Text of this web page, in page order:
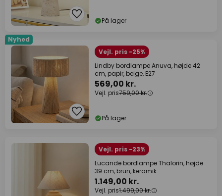
På lager
Nyhed
Vejl. pris -25%
Lindby bordlampe Anuva, højde 42
cm, papir, beige, E27
569,00 kr.
Vejl. pris759,00 kr.
På lager
Vejl. pris -23%
Lucande bordlampe Thalorin, højde
39 cm, brun, keramik
1.149,00 kr.
Vejl. pris1.499,00 kr.